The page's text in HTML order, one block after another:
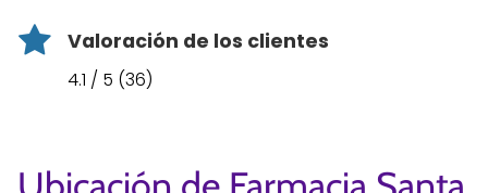
Valoración de los clientes
4.1 / 5 (36)